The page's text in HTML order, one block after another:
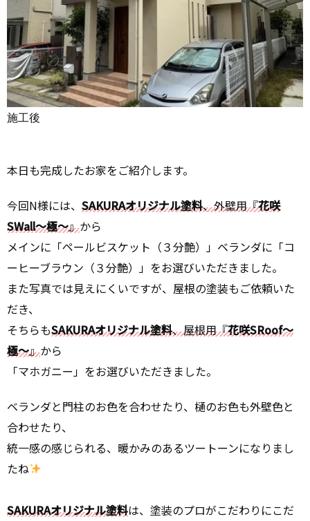
施工後
本日も完成したお家をご紹介します。
今回N様には、 SAKURAオリジナル塗料、外壁用『花咲
SWall～極～』から
メインに「ペールビスケット（３分艶）」ベランダに「コ
ーヒーブラウン（３分艶）」をお選びいただきました。
また写真では見えにくいですが、屋根の塗装もご依頼いた
だき、
そちらもSAKURAオリジナル塗料、屋根用『花咲SRoof～
極～』から
「マホガニー」をお選びいただきました。
ベランダと門柱のお色を合わせたり、樋のお色も外壁色と
合わせたり、
統一感の感じられる、暖かみのあるツートーンになりまし
たね
SAKURAオリジナル塗料は、塗装のプロがこだわりにこだ